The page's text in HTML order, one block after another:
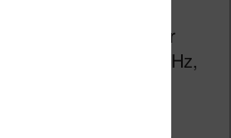
un processeur
cadencé à 1,7 GHz,
et 32 Go de
d’emplacement